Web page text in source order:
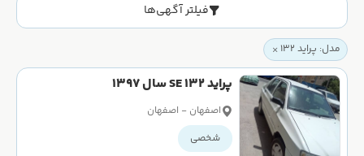
فیلتر آگهی‌ها
مدل: پراید 132
پراید 132 SE سال 1397
اصفهان - اصفهان
شخصی